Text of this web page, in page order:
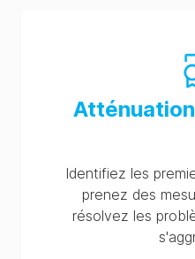
Identifiez les
prenez des
résolvez les